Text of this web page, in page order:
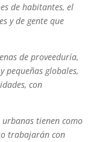
de habitantes, el
y de gente que
de proveeduría,
pequeñas globales,
con
tienen como
trabajarán con